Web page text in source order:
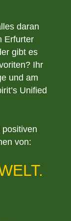
daran
Erfurter
gibt es
Ihr
und am
Unified
von: